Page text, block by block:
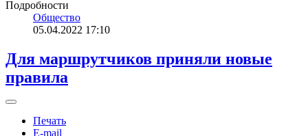
Подробности
Общество
05.04.2022 17:10
Для маршрутчиков приняли новые
правила
Печать
E-mail